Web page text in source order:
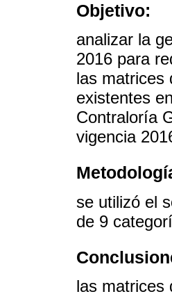
Objetivo:
analizar la
2016 para
las matrices
existentes
Contraloría
vigencia
se utilizó el
de 9
las matrices